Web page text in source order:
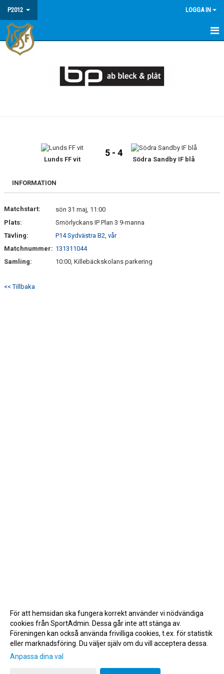
P2012 LOGGA IN
HEM
Lunds FF vit
5 - 4
Södra Sandby IF blå
INFORMATION
Matchstart:
sön 31 maj, 11:00
Plats:
Smörlyckans IP Plan 3 9-manna
Tävling:
P14 Sydvästra B2, vår
Matchnummer: 131311044
Samling:
10:00, Killebäckskolans parkering
<< Tillbaka
Gå till Webbversion
För att hemsidan ska fungera korrekt använder vi nödvändiga
cookies från SportAdmin. Dessa går inte att stänga av.
Föreningen kan också använda frivilliga cookies, t.ex. för statistik
eller marknadsföring. Du väljer själv om du vill acceptera dessa.
Anpassa dina val